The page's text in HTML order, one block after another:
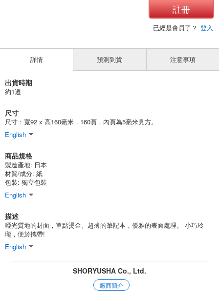
註冊
已經是會員了？ 登入
詳情
出貨時期
約1週
尺寸
尺寸：寬92 x 高160毫米，160頁，內頁為5毫米見方。
English
商品規格
製造產地: 日本
材質/成分: 紙
包裝: 獨立包裝
English
描述
啞光質地的封面，單點燙金。超薄的筆記本，優雅的表面處理。 小巧玲
瓏，便於攜帶!
English
預測到貨 注意事項
SHORYUSHA Co., Ltd.
廠商簡介